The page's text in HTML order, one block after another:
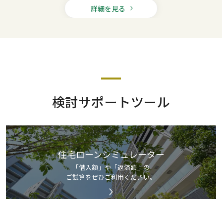
詳細を見る
検討サポートツール
住宅ローンシミュレーター
「借入額」や「返済額」の
ご試算をぜひご利用ください。